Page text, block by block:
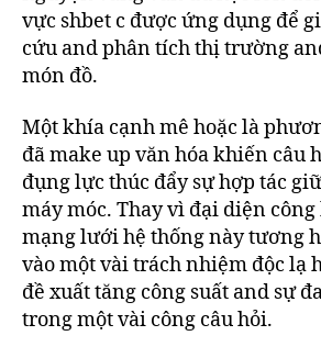
vực shbet c được ứng dụng để
cứu and phân tích thị trường
món đồ.
Một khía cạnh mê hoặc là
đã make up văn hóa khiến câu
đụng lực thúc đẩy sự hợp tác
máy móc. Thay vì đại diện
mạng lưới hệ thống này tương
vào một vài trách nhiệm độc lạ
đề xuất tăng công suất and sự
trong một vài công câu hỏi.